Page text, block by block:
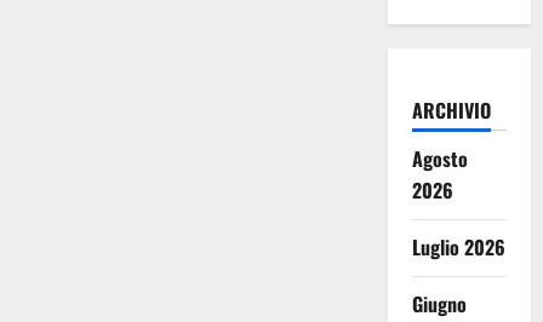
ARCHIVIO
Agosto
2026
Luglio 2026
Giugno